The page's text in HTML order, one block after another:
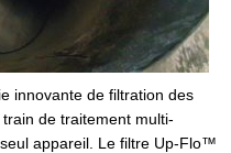
innovante de filtration des
de traitement multi-
appareil. Le filtre Up-Flo™